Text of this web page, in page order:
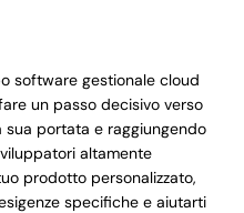
software gestionale cloud
un passo decisivo verso
sua portata e raggiungendo
altamente
prodotto personalizzato,
specifiche e aiutarti